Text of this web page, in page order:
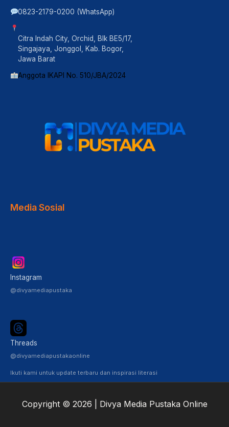
0823-2179-0200 (WhatsApp)
Citra Indah City, Orchid, Blk BE5/17,
Singajaya, Jonggol, Kab. Bogor,
Jawa Barat
Anggota IKAPI No. 510/JBA/2024
Media Sosial
Instagram
@divyamediapustaka
Threads
@divyamediapustakaonline
Ikuti kami untuk update terbaru dan inspirasi literasi
Copyright © 2026 | Divya Media Pustaka Online